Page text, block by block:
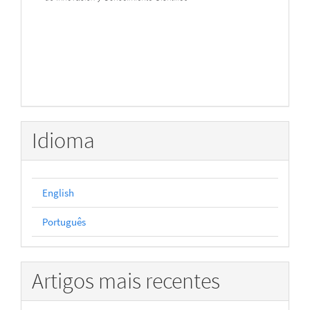
Idioma
English
Português
Artigos mais recentes